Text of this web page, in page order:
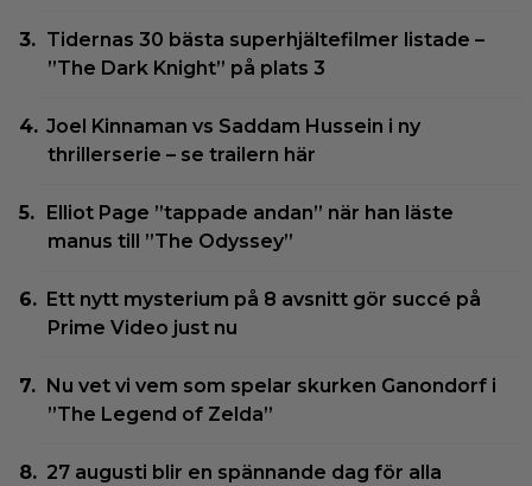
Tidernas 30 bästa superhjältefilmer listade –
”The Dark Knight” på plats 3
Joel Kinnaman vs Saddam Hussein i ny
thrillerserie – se trailern här
Elliot Page ”tappade andan” när han läste
manus till ”The Odyssey”
Ett nytt mysterium på 8 avsnitt gör succé på
Prime Video just nu
Nu vet vi vem som spelar skurken Ganondorf i
”The Legend of Zelda”
27 augusti blir en spännande dag för alla